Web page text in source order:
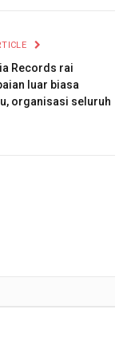
Records rai
luar biasa
organisasi seluruh